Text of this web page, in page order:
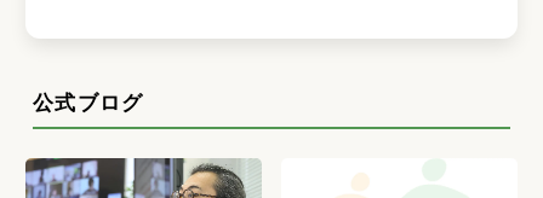
公式ブログ